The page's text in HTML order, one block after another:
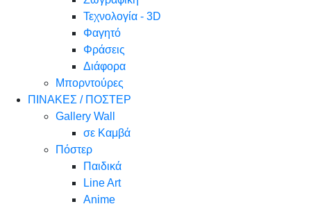
Τεχνολογία - 3D
Φαγητό
Φράσεις
Διάφορα
Μπορντούρες
ΠΙΝΑΚΕΣ / ΠΟΣΤΕΡ
Gallery Wall
σε Καμβά
Πόστερ
Παιδικά
Line Art
Anime